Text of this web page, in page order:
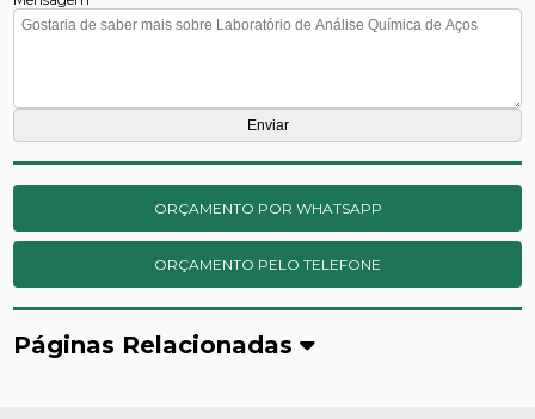
ORÇAMENTO POR WHATSAPP
ORÇAMENTO PELO TELEFONE
Páginas Relacionadas